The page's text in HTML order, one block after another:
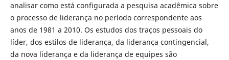
analisar como está configurada a pesquisa acadêmica sobre
o processo de liderança no período correspondente aos
anos de 1981 a 2010. Os estudos dos traços pessoais do
líder, dos estilos de liderança, da liderança contingencial,
da nova liderança e da liderança de equipes são